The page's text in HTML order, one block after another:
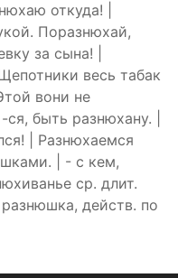
откуда! |
Поразнюхай,
за сына! |
весь табак
вони не
быть разнюхану. |
| Разнюхаемся
| - с кем,
ср. длит.
действ. по